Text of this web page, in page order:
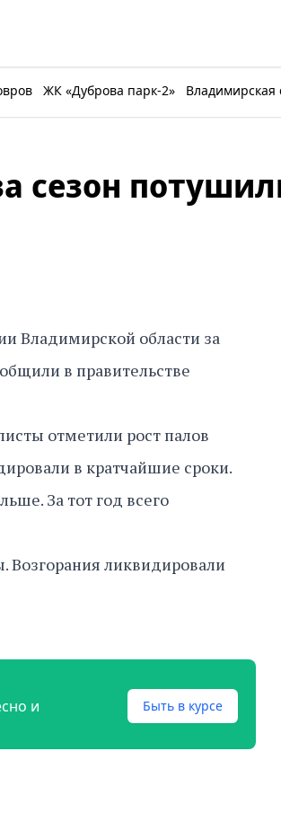
ЖК «Дуброва парк-2» Владимирская
сезон
Владимирской области за
в правительстве
отметили рост палов
в кратчайшие сроки.
За тот год всего
Возгорания ликвидировали
и
Быть в курсе